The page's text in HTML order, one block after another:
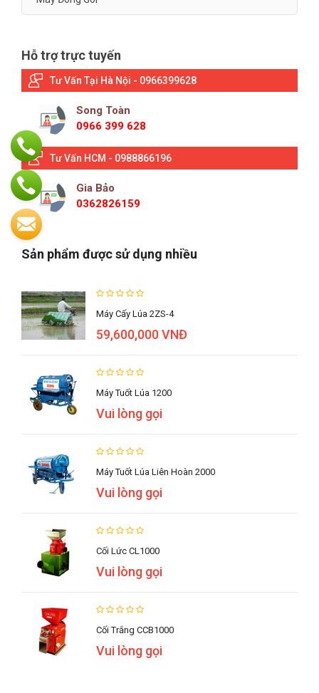
Hỗ trợ trực tuyến
Tư Vấn Tại Hà Nội - 0966399628
Song Toàn
0966 399 628
Tư Vấn HCM - 0988866196
Gia Bảo
0362826159
Sản phẩm được sử dụng nhiều
Máy Cấy Lúa 2ZS-4
59,600,000 VNĐ
Máy Tuốt Lúa 1200
Vui lòng gọi
Máy Tuốt Lúa Liên Hoàn 2000
Vui lòng gọi
Cối Lức CL1000
Vui lòng gọi
Cối Trắng CCB1000
Vui lòng gọi